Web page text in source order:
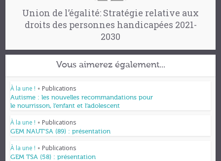
Union de l’égalité: Stratégie relative aux
droits des personnes handicapées 2021-
2030
Vous aimerez également...
À la une ! • Publications
Autisme : les nouvelles recommandations pour
le nourrisson, l’enfant et l’adolescent
À la une ! • Publications
GEM NAUT’SA (89) : présentation
À la une ! • Publications
GEM TSA (58) : présentation